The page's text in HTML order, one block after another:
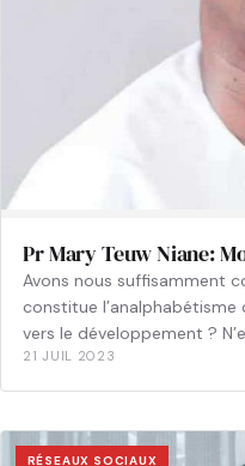
Pr Mary Teuw Niane:
Avons nous suffisamment
constitue
vers le développement ?
21 JUIL 2023
RÉSEAUX SOCIAUX